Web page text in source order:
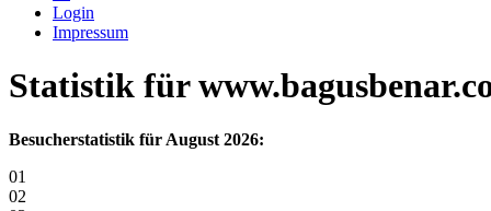
Login
Impressum
Statistik für
Besucherstatistik für August 2026:
01
02